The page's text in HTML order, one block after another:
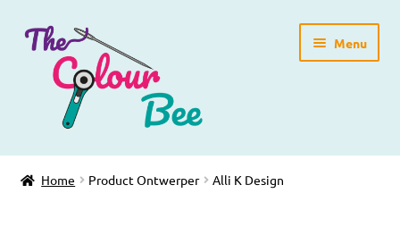
Ga
door
navigatie
Ga
direct
inhoud
Menu
Home
Home Product Ontwerper Alli K Design